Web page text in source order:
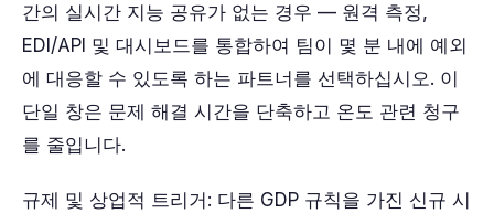
간의 실시간 지능 공유가 없는 경우 — 원격 측정,
EDI/API 및 대시보드를 통합하여 팀이 몇 분 내에 예외
에 대응할 수 있도록 하는 파트너를 선택하십시오. 이
단일 창은 문제 해결 시간을 단축하고 온도 관련 청구
를 줄입니다.
규제 및 상업적 트리거: 다른 GDP 규칙을 가진 신규 시